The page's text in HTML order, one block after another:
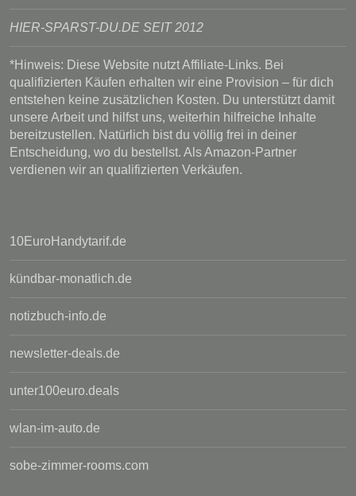
HIER-SPARST-DU.DE SEIT 2012
*Hinweis: Diese Website nutzt Affiliate-Links. Bei
qualifizierten Käufen erhalten wir eine Provision – für dich
entstehen keine zusätzlichen Kosten. Du unterstützt damit
unsere Arbeit und hilfst uns, weiterhin hilfreiche Inhalte
bereitzustellen. Natürlich bist du völlig frei in deiner
Entscheidung, wo du bestellst. Als Amazon-Partner
verdienen wir an qualifizierten Verkäufen.
10EuroHandytarif.de
kündbar-monatlich.de
notizbuch-info.de
newsletter-deals.de
unter100euro.deals
wlan-im-auto.de
sobe-zimmer-rooms.com